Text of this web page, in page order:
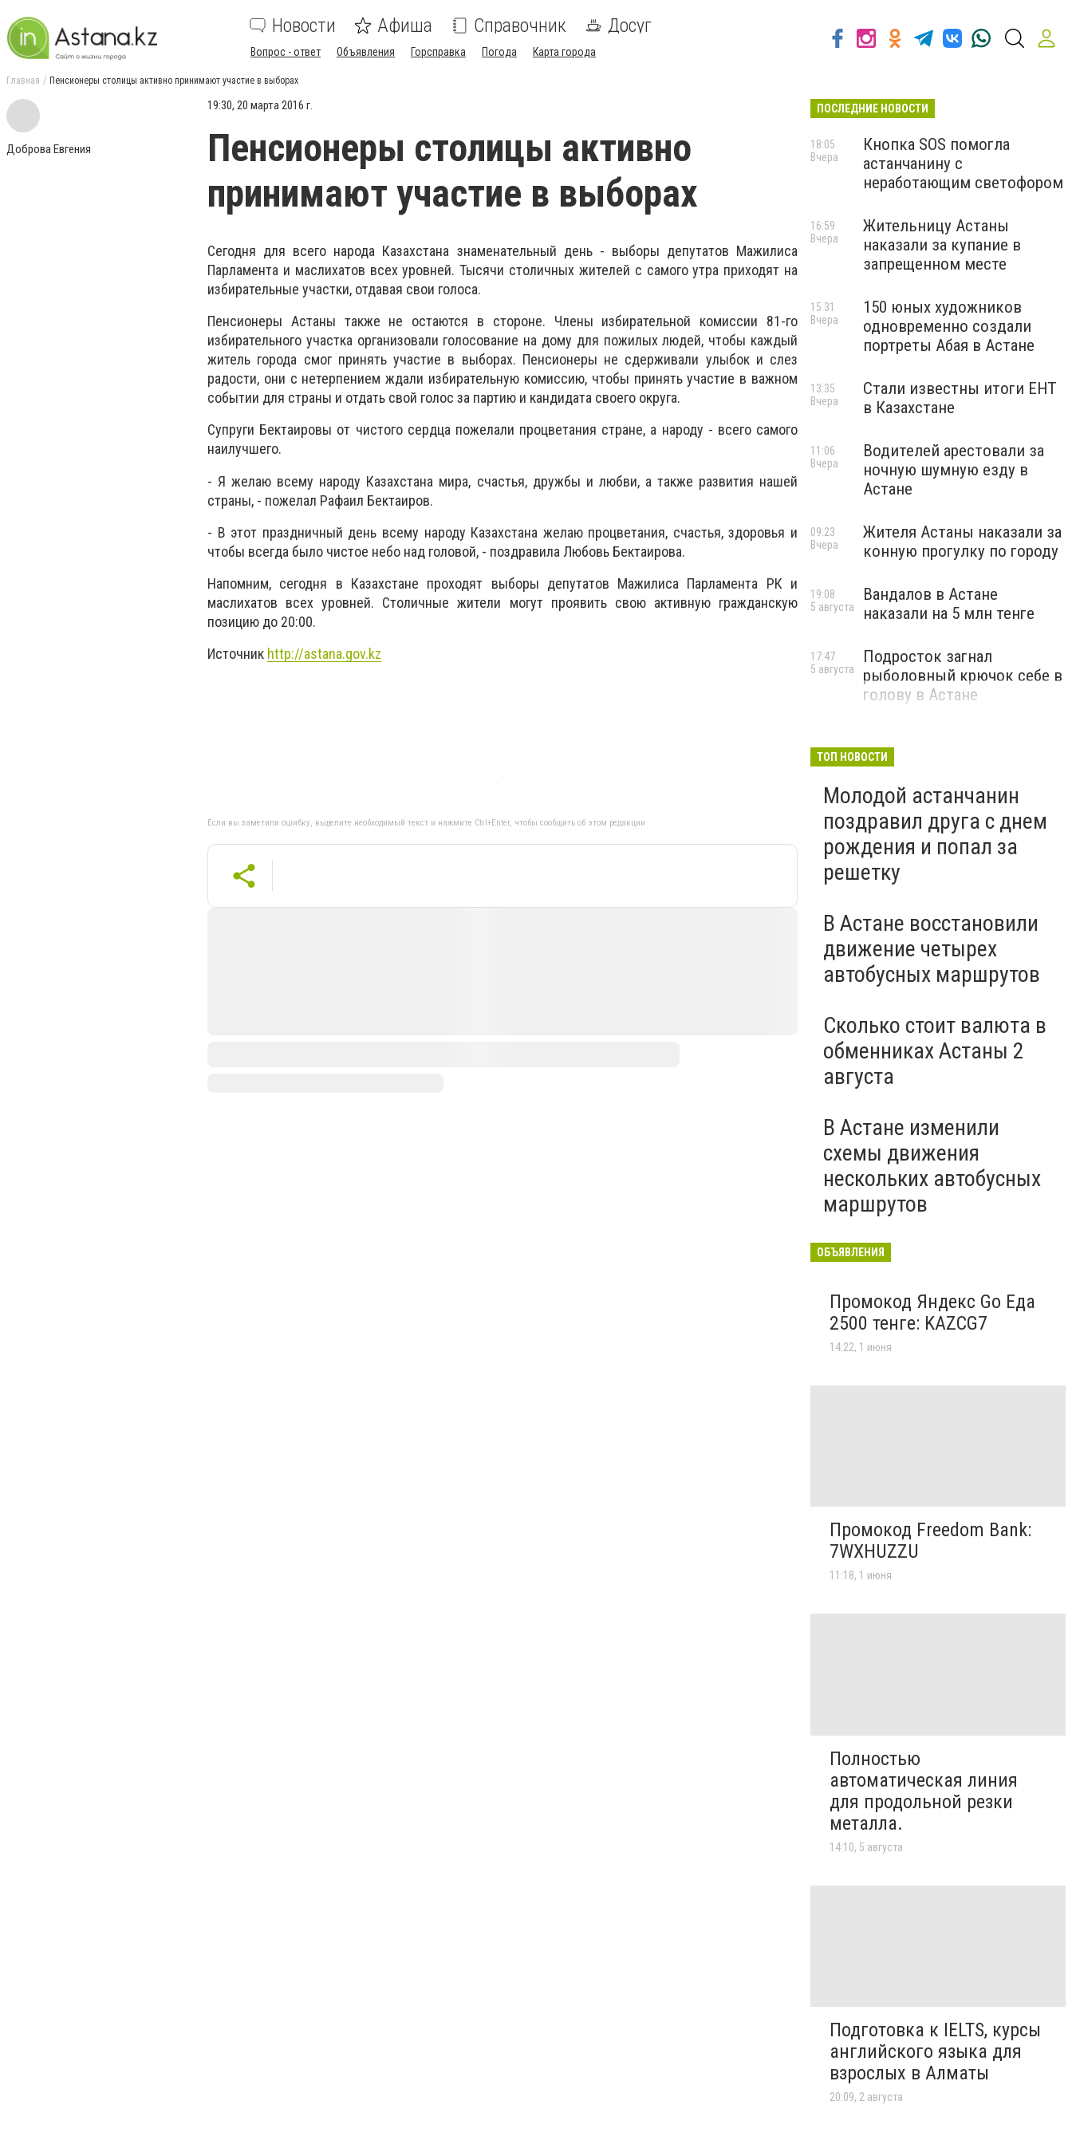
Новости Афиша Справочник Досуг
Вопрос - ответ Объявления Горсправка Погода Карта города
Главная Пенсионеры столицы активно принимают участие в выборах
Доброва Евгения
19:30, 20 марта 2016 г.
Пенсионеры столицы активно
принимают участие в выборах
Сегодня для всего народа Казахстана знаменательный день - выборы депутатов Мажилиса
Парламента и маслихатов всех уровней. Тысячи столичных жителей с самого утра приходят на
избирательные участки, отдавая свои голоса.
Пенсионеры Астаны также не остаются в стороне. Члены избирательной комиссии 81-го
избирательного участка организовали голосование на дому для пожилых людей, чтобы каждый
житель города смог принять участие в выборах. Пенсионеры не сдерживали улыбок и слез
радости, они с нетерпением ждали избирательную комиссию, чтобы принять участие в важном
событии для страны и отдать свой голос за партию и кандидата своего округа.
Супруги Бектаировы от чистого сердца пожелали процветания стране, а народу - всего самого
наилучшего.
- Я желаю всему народу Казахстана мира, счастья, дружбы и любви, а также развития нашей
страны, - пожелал Рафаил Бектаиров.
- В этот праздничный день всему народу Казахстана желаю процветания, счастья, здоровья и
чтобы всегда было чистое небо над головой, - поздравила Любовь Бектаирова.
Напомним, сегодня в Казахстане проходят выборы депутатов Мажилиса Парламента РК и
маслихатов всех уровней. Столичные жители могут проявить свою активную гражданскую
позицию до 20:00.
Источник http://astana.gov.kz
Если вы заметили ошибку, выделите необходимый текст и нажмите Ctrl+Enter, чтобы сообщить об этом редакции
ПОСЛЕДНИЕ НОВОСТИ
Кнопка SOS помогла
астанчанину с
неработающим светофором
18:05
Вчера
Жительницу Астаны
наказали за купание в
запрещенном месте
16:59
Вчера
150 юных художников
одновременно создали
портреты Абая в Астане
15:31
Вчера
Стали известны итоги ЕНТ
в Казахстане
13:35
Вчера
Водителей арестовали за
ночную шумную езду в
Астане
11:06
Вчера
Жителя Астаны наказали за
конную прогулку по городу
09:23
Вчера
Вандалов в Астане
наказали на 5 млн тенге
19:08
5 августа
Подросток загнал
рыболовный крючок себе в
голову в Астане
17:47
5 августа
ТОП НОВОСТИ
Молодой астанчанин
поздравил друга с днем
рождения и попал за
решетку
В Астане восстановили
движение четырех
автобусных маршрутов
Сколько стоит валюта в
обменниках Астаны 2
августа
В Астане изменили
схемы движения
нескольких автобусных
маршрутов
ОБЪЯВЛЕНИЯ
Промокод Яндекс Go Еда
2500 тенге: KAZCG7
14:22, 1 июня
Промокод Freedom Bank:
7WXHUZZU
11:18, 1 июня
Полностью
автоматическая линия
для продольной резки
металла.
14:10, 5 августа
Подготовка к IELTS, курсы
английского языка для
взрослых в Алматы
20:09, 2 августа